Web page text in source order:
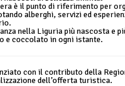
è il punto di riferimento per
alberghi, servizi ed
nella Liguria più nascosta e
e coccolato in ogni istante.
con il contributo della
dell’offerta turistica.